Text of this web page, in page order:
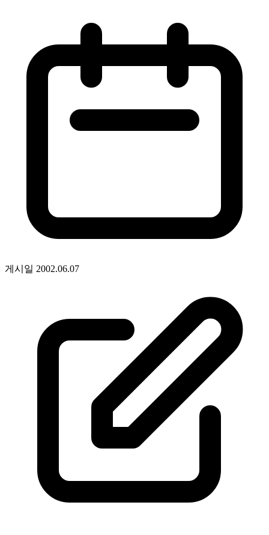
게시일 2002.06.07